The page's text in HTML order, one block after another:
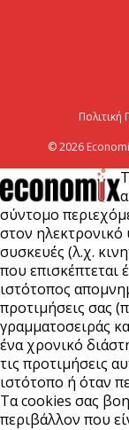
© 2026
σύντομο
στον ηλεκτρονικό
συσκευές (λ.χ.
που επισκέπτεται
ιστότοπος
προτιμήσεις σας
γραμματοσειράς
ένα χρονικό
τις προτιμήσεις
ιστότοπο ή όταν
Τα cookies σας
περιβάλλον που